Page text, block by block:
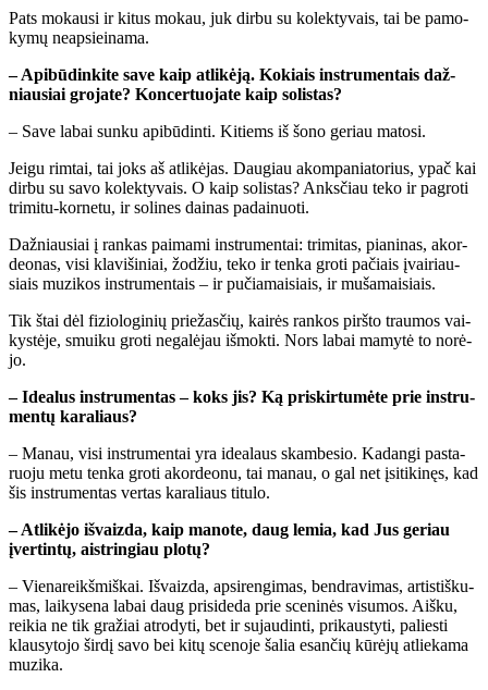
Pats mo­kau­si ir ki­tus mo­kau, juk dir­bu su ko­lek­ty­vais, tai be pa­mo­
ky­mų neap­si­ei­na­ma.
– Api­bū­din­ki­te sa­ve kaip at­li­kė­ją. Ko­kiais in­stru­men­tais daž­
niau­siai gro­ja­te? Kon­cer­tuo­ja­te kaip so­lis­tas?
– Sa­ve la­bai sun­ku api­bū­din­ti. Ki­tiems iš šo­no ge­riau ma­to­si.
Jei­gu rim­tai, tai joks aš at­li­kė­jas. Dau­giau akom­pa­nia­to­rius, ypač kai
dir­bu su sa­vo ko­lek­ty­vais. O kaip so­lis­tas? Anks­čiau te­ko ir pa­gro­ti
tri­mi­tu-kor­ne­tu, ir so­li­nes dai­nas pa­dai­nuo­ti.
Daž­niau­siai į ran­kas pa­ima­mi in­stru­men­tai: tri­mi­tas, pia­ni­nas, akor­
de­o­nas, vi­si kla­vi­ši­niai, žo­džiu, te­ko ir ten­ka gro­ti pa­čiais įvai­riau­
siais mu­zi­kos in­stru­men­tais – ir pu­čia­mai­siais, ir mu­ša­mai­siais.
Tik štai dėl fi­zio­lo­gi­nių prie­žas­čių, kai­rės ran­kos pirš­to trau­mos vai­
kys­tė­je, smui­ku gro­ti ne­ga­lė­jau iš­mok­ti. Nors la­bai ma­my­tė to no­rė­
jo.
– Ide­a­lus in­stru­men­tas – koks jis? Ką pri­skir­tu­mė­te prie in­stru­
men­tų ka­ra­liaus?
– Ma­nau, vi­si in­stru­men­tai yra ide­a­laus skam­be­sio. Ka­dan­gi pas­ta­
ruo­ju me­tu ten­ka gro­ti akor­de­o­nu, tai ma­nau, o gal net įsi­ti­ki­nęs, kad
šis in­stru­men­tas ver­tas ka­ra­liaus ti­tu­lo.
– At­li­kė­jo iš­vaiz­da, kaip ma­no­te, daug le­mia, kad Jus ge­riau
įver­tin­tų, aist­rin­giau plo­tų?
– Vie­na­reikš­miš­kai. Iš­vaiz­da, ap­si­ren­gi­mas, ben­dra­vi­mas, ar­tis­tiš­ku­
mas, lai­ky­se­na la­bai daug pri­si­de­da prie sce­ni­nės vi­su­mos. Aiš­ku,
rei­kia ne tik gra­žiai at­ro­dy­ti, bet ir su­jau­din­ti, pri­kaus­ty­ti, pa­lies­ti
klau­sy­to­jo šir­dį sa­vo bei ki­tų sce­no­je ša­lia esan­čių kū­rė­jų at­lie­ka­ma
mu­zi­ka.